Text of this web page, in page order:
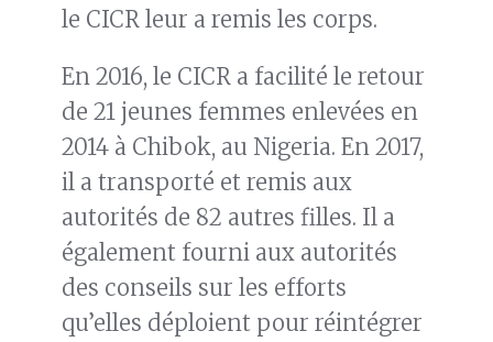
le CICR leur a remis les corps.
En 2016, le CICR a facilité le retour
de 21 jeunes femmes enlevées en
2014 à Chibok, au Nigeria. En 2017,
il a transporté et remis aux
autorités de 82 autres filles. Il a
également fourni aux autorités
des conseils sur les efforts
qu’elles déploient pour réintégrer